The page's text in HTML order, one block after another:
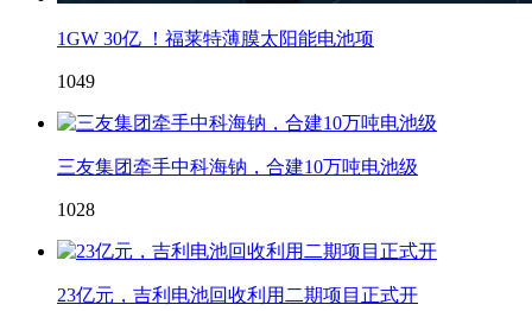
1GW 30亿 ！福莱特薄膜太阳能电池项
1049
三友集团牵手中科海钠，合建10万吨电池级
1028
23亿元，吉利电池回收利用二期项目正式开